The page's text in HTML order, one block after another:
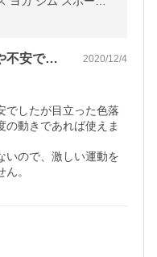
大変お安い価格だったのでやや不安でした… 2020/12/4
でしたが目立った色落
の動きであれば使えま
いので、激しい運動を
。